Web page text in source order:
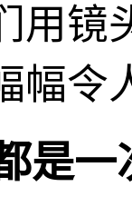
用镜
幅令
是